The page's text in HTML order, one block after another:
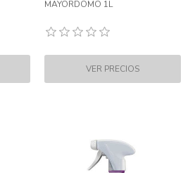
MAYORDOMO 1L